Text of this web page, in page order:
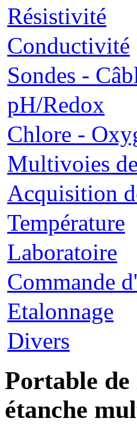
Résistivité
Conductivité
Sondes -
pH/Redox
Chlore -
Multivoies
Acquisition
Température
Laboratoire
Commande
Etalonnage
Divers
Portable
étanche